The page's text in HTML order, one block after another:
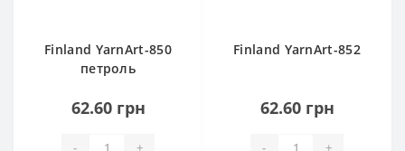
Finland YarnArt-850
петроль
62.60 грн
- +
Finland YarnArt-852
62.60 грн
- +